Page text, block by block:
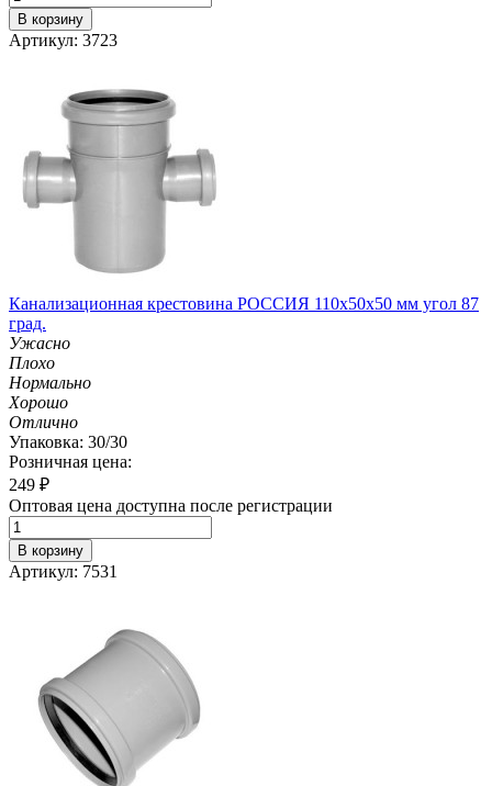
В корзину
Артикул: 3723
Канализационная крестовина РОССИЯ 110х50х50 мм угол 87
град.
Ужасно
Плохо
Нормально
Хорошо
Отлично
Упаковка: 30/30
Розничная цена:
249 ₽
Оптовая цена доступна после регистрации
В корзину
Артикул: 7531